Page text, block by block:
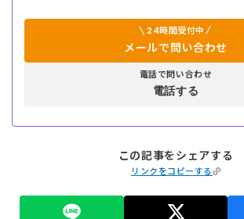
24時間受付中
メールで問い合わせ
電話で問い合わせ
電話する
この記事をシェアする
リンクをコピーする